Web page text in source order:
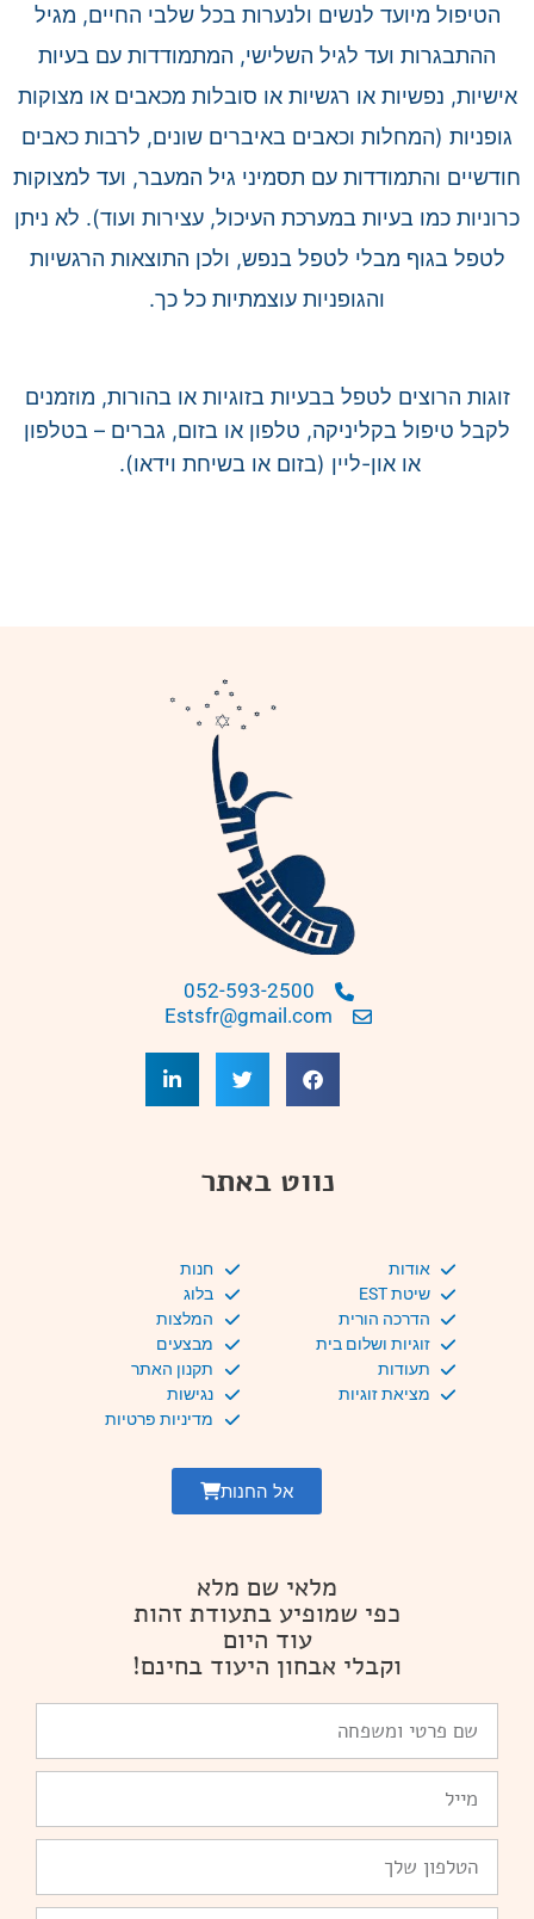
הטיפול מיועד לנשים ולנערות בכל שלבי החיים, מגיל
ההתבגרות ועד לגיל השלישי, המתמודדות עם בעיות
אישיות, נפשיות או רגשיות או סובלות מכאבים או מצוקות
גופניות (המחלות וכאבים באיברים שונים, לרבות כאבים
חודשיים והתמודדות עם תסמיני גיל המעבר, ועד למצוקות
כרוניות כמו בעיות במערכת העיכול, עצירות ועוד). לא ניתן
לטפל בגוף מבלי לטפל בנפש, ולכן התוצאות הרגשיות
והגופניות עוצמתיות כל כך.
זוגות הרוצים לטפל בבעיות בזוגיות או בהורות, מוזמנים
לקבל טיפול בקליניקה, טלפון או בזום, גברים – בטלפון
או און-ליין (בזום או בשיחת וידאו).
052-593-2500
Estsfr@gmail.com
נווט באתר
אודות
שיטת EST
הדרכה הורית
זוגיות ושלום בית
תעודות
מציאת זוגיות
חנות
בלוג
המלצות
מבצעים
תקנון האתר
נגישות
מדיניות פרטיות
אל החנות
מלאי שם מלא
כפי שמופיע בתעודת זהות
עוד היום
וקבלי אבחון היעוד בחינם!
פרטי
ומשפחה